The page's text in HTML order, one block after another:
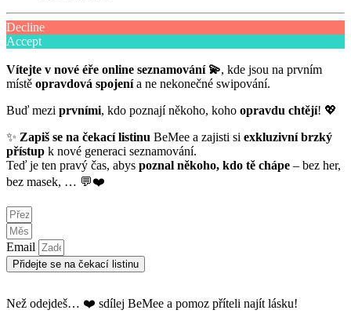
Decline
Accept
Vítejte v nové éře online seznamování 💫, kde jsou na prvním
místě opravdová spojenía ne nekonečné swipování.
Buď mezi prvními, kdo poznají někoho, koho opravdu chtějí! 💖
✨ Zapiš se na čekací listinu BeMee a zajisti si exkluzivní brzký
přístup k nové generaci seznamování.
Teď je ten pravý čas, abys poznal někoho, kdo tě chápe – bez her,
bez masek, … 💬❤️
Email
Přidejte se na čekací listinu
Než odejdeš… ❤️ sdílej BeMee a pomoz příteli najít lásku!